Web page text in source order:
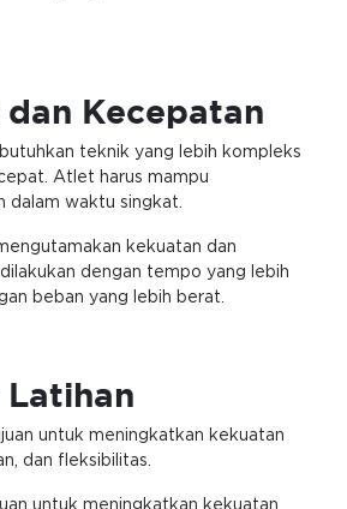
Kecepatan
teknik yang lebih kompleks
Atlet harus mampu
dalam waktu singkat.
kekuatan dan
dengan tempo yang lebih
beban yang lebih berat.
Latihan
untuk meningkatkan kekuatan
dan fleksibilitas.